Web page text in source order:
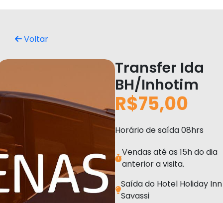
Voltar
Transfer Ida
BH/Inhotim
R$75,00
Horário de saída 08hrs
Vendas até as 15h do dia
anterior a visita.
Saída do Hotel Holiday Inn
Savassi